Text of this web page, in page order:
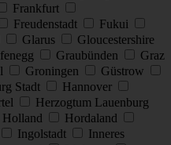
Frankfurt
Freudenstadt
Fukui
Glarus
Gloucestershire
Graubünden
Graz
Groningen
Güstrow
Stadt
Hannover
Herzogtum Lauenburg
Holland
Hordaland
Ingolstadt
Inneres